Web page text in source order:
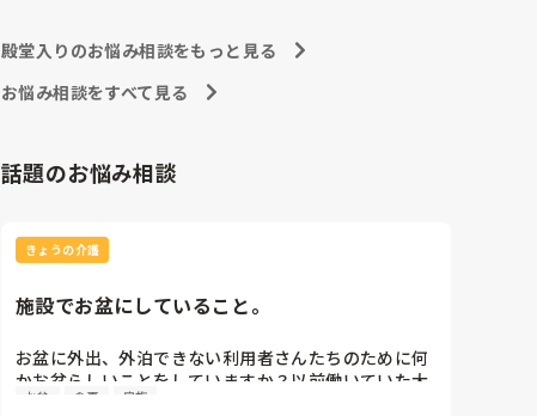
殿堂入りのお悩み相談をもっと見る
お悩み相談をすべて見る
話題のお悩み相談
きょうの介護
施設でお盆にしていること。
お盆に外出、外泊できない利用者さんたちのために何
かお盆らしいことをしていますか？以前働いていた大
きな施設では実際に住職さんを呼びご焼香できるよう
お盆 食事 家族